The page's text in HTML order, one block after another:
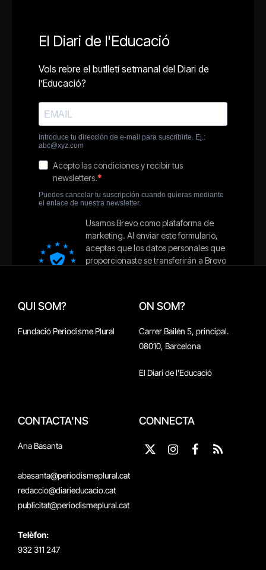
QUI SOM?
Fundació Periodisme Plural
ON SOM?
Carrer Bailén 5, principal.
08010, Barcelona
El Diari de l'Educació
CONTACTA'NS
Ana Basanta
abasanta@periodismeplural.cat
redaccio@diarieducacio.cat
publicitat@periodismeplural.cat
Telèfon:
932 311 247
CONNECTA
X
InstagramFacebook
RSS